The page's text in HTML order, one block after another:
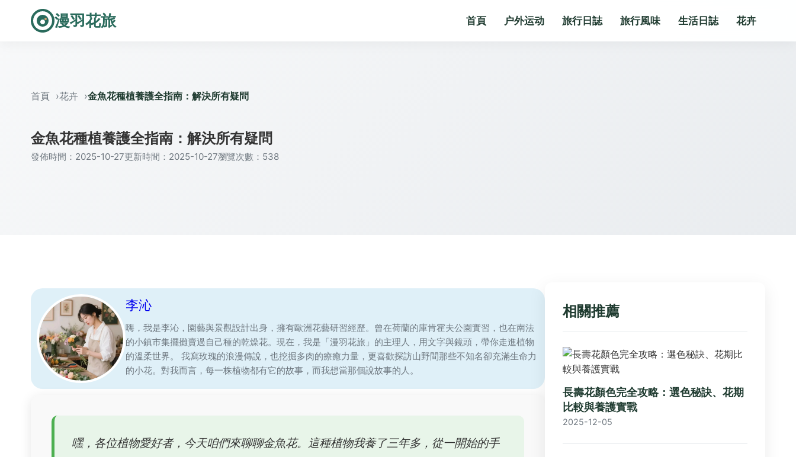
漫羽花旅 首頁 户外运动 旅行日誌 旅行風味 生活日誌 花卉
首頁 花卉 金魚花種植養護全指南：解決所有疑問
金魚花種植養護全指南：解決所有疑問
發佈時間：2025-10-27更新時間：2025-10-27瀏覽次數：538
李沁
嗨，我是李沁，園藝與景觀設計出身，擁有歐洲花藝研習經歷。曾在荷蘭的庫肯霍夫公園實習，也在南法
的小鎮市集擺攤賣過自己種的乾燥花。現在，我是「漫羽花旅」的主理人，用文字與鏡頭，帶你走進植物
的溫柔世界。 我寫玫瑰的浪漫傳說，也挖掘多肉的療癒力量，更喜歡探訪山野間那些不知名卻充滿生命力
的小花。對我而言，每一株植物都有它的故事，而我想當那個說故事的人。
嘿，各位植物愛好者，今天咱們來聊聊金魚花。這種植物我養了三年多，從一開始的手
相關推薦
長壽花顏色完全攻略：選色秘訣、花期
比較與養護實戰
2025-12-05